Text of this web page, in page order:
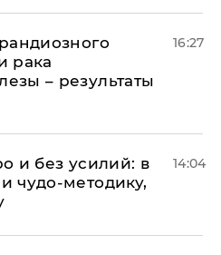
рака
– результаты
16:27
и без усилий: в
чудо-методику,
14:04